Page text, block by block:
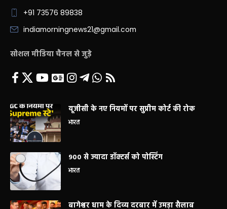
+91 73576 89838
indiamorningnews21@gmail.com
सोशल मीडिया चैनल से जुड़े
यूजीसी के नए नियमों पर सुप्रीम कोर्ट की रोक
भारत
900 से ज्यादा डॉक्टर्स को पोस्टिंग
भारत
बागेश्वर धाम के दिव्य दरबार में उमड़ा सैलाब